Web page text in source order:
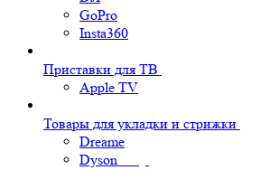
GoPro
Insta360
Приставки для ТВ
Apple TV
Товары для укладки и стрижки
Dreame
Dyson